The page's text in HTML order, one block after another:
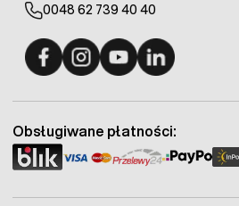
0048 62 739 40 40
Obsługiwane płatności: